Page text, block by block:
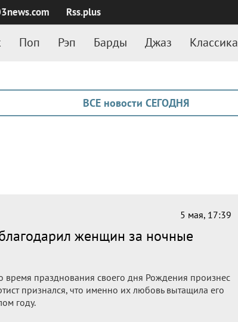
Rss.plus
Поп Рэп Барды Джаз Классика
ВСЕ новости СЕГОДНЯ
5 мая, 17:39
женщин за ночные
празднования своего дня Рождения произнес
признался, что именно их любовь вытащила его
году.